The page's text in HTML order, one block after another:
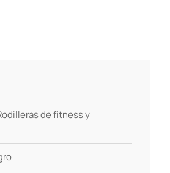
de fitness y